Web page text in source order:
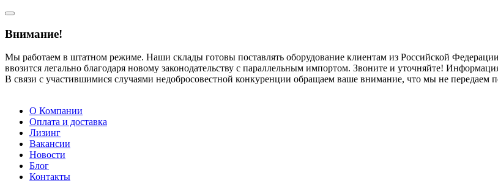
Внимание!
Мы работаем в штатном режиме. Наши склады готовы поставлять оборудование клиентам из Российской
ввозится легально благодаря новому законодательству с параллельным импортом. Звоните и уточняйте!
В связи с участившимися случаями недобросовестной конкуренции обращаем ваше внимание, что мы не передаем
О Компании
Оплата и доставка
Лизинг
Вакансии
Новости
Блог
Контакты